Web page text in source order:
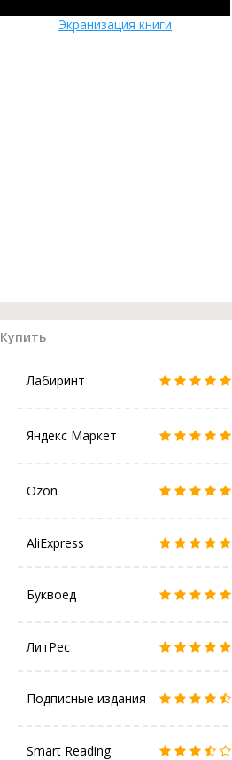
Экранизация книги
Купить
Лабиринт
Яндекс Маркет
Ozon
AliExpress
Буквоед
ЛитРес
Подписные издания
Smart Reading